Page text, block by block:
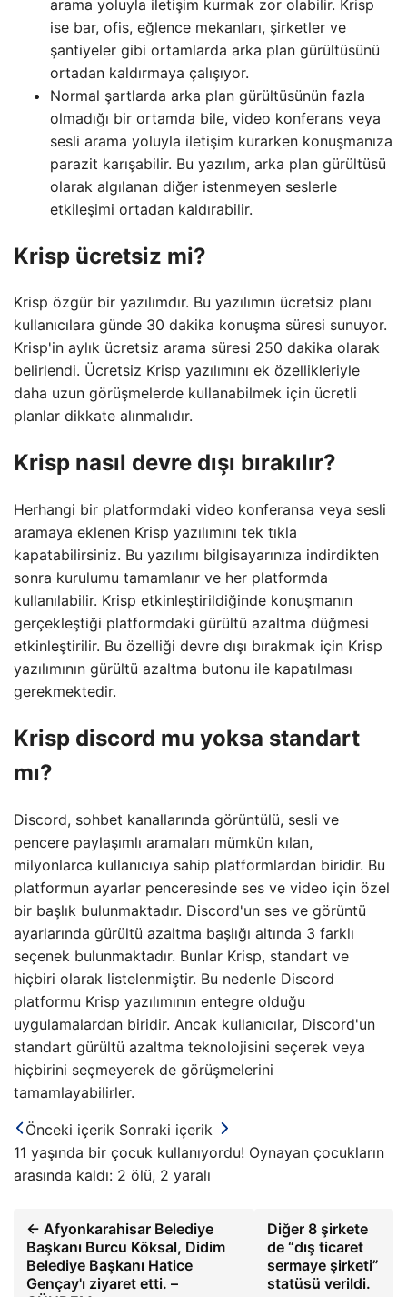
arama yoluyla iletişim kurmak zor olabilir. Krisp
ise bar, ofis, eğlence mekanları, şirketler ve
şantiyeler gibi ortamlarda arka plan gürültüsünü
ortadan kaldırmaya çalışıyor.
Normal şartlarda arka plan gürültüsünün fazla
olmadığı bir ortamda bile, video konferans veya
sesli arama yoluyla iletişim kurarken konuşmanıza
parazit karışabilir. Bu yazılım, arka plan gürültüsü
olarak algılanan diğer istenmeyen seslerle
etkileşimi ortadan kaldırabilir.
Krisp ücretsiz mi?
Krisp özgür bir yazılımdır. Bu yazılımın ücretsiz planı
kullanıcılara günde 30 dakika konuşma süresi sunuyor.
Krisp'in aylık ücretsiz arama süresi 250 dakika olarak
belirlendi. Ücretsiz Krisp yazılımını ek özellikleriyle
daha uzun görüşmelerde kullanabilmek için ücretli
planlar dikkate alınmalıdır.
Krisp nasıl devre dışı bırakılır?
Herhangi bir platformdaki video konferansa veya sesli
aramaya eklenen Krisp yazılımını tek tıkla
kapatabilirsiniz. Bu yazılımı bilgisayarınıza indirdikten
sonra kurulumu tamamlanır ve her platformda
kullanılabilir. Krisp etkinleştirildiğinde konuşmanın
gerçekleştiği platformdaki gürültü azaltma düğmesi
etkinleştirilir. Bu özelliği devre dışı bırakmak için Krisp
yazılımının gürültü azaltma butonu ile kapatılması
gerekmektedir.
Krisp discord mu yoksa standart
mı?
Discord, sohbet kanallarında görüntülü, sesli ve
pencere paylaşımlı aramaları mümkün kılan,
milyonlarca kullanıcıya sahip platformlardan biridir. Bu
platformun ayarlar penceresinde ses ve video için özel
bir başlık bulunmaktadır. Discord'un ses ve görüntü
ayarlarında gürültü azaltma başlığı altında 3 farklı
seçenek bulunmaktadır. Bunlar Krisp, standart ve
hiçbiri olarak listelenmiştir. Bu nedenle Discord
platformu Krisp yazılımının entegre olduğu
uygulamalardan biridir. Ancak kullanıcılar, Discord'un
standart gürültü azaltma teknolojisini seçerek veya
hiçbirini seçmeyerek de görüşmelerini
tamamlayabilirler.
Önceki içerik Sonraki içerik
11 yaşında bir çocuk kullanıyordu! Oynayan çocukların
arasında kaldı: 2 ölü, 2 yaralı
← Afyonkarahisar Belediye
Başkanı Burcu Köksal, Didim
Belediye Başkanı Hatice
Gençay'ı ziyaret etti. –
Diğer 8 şirkete
de “dış ticaret
sermaye şirketi”
statüsü verildi.